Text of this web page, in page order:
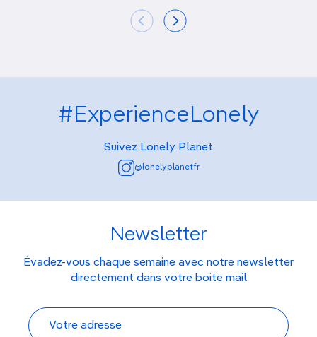
#ExperienceLonely
Suivez Lonely Planet
@lonelyplanetfr
Newsletter
Évadez-vous chaque semaine avec notre newsletter
directement dans votre boite mail